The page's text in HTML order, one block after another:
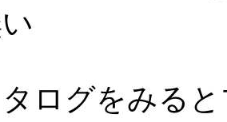
ログをみると